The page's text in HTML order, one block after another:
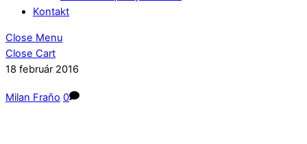
Kontakt
Close Menu
Close Cart
18 február 2016
Milan Fraňo 0